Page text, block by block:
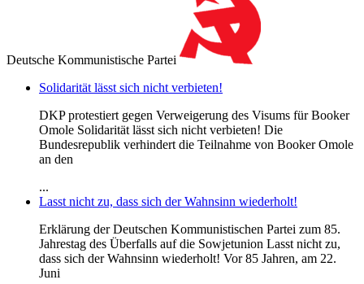
Deutsche Kommunistische Partei
Solidarität lässt sich nicht verbieten!
DKP protestiert gegen Verweigerung des Visums für Booker
Omole Solidarität lässt sich nicht verbieten! Die
Bundesrepublik verhindert die Teilnahme von Booker Omole
an den
...
Lasst nicht zu, dass sich der Wahnsinn wiederholt!
Erklärung der Deutschen Kommunistischen Partei zum 85.
Jahrestag des Überfalls auf die Sowjetunion Lasst nicht zu,
dass sich der Wahnsinn wiederholt! Vor 85 Jahren, am 22.
Juni